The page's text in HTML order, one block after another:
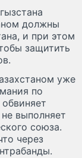
должны
и при этом
защитить
уже
по
выполняет
союза.
через